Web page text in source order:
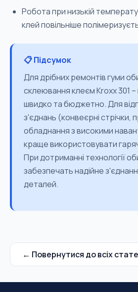
Робота при низькій
клей повільніше
📋 Підсумок
Для дрібних ремонтів гуми
склеювання клеєм Kroxx 301
швидко та бюджетно. Для
з'єднань (конвеєрні стрічки,
обладнання з високими
краще використовувати
При дотриманні технології
забезпечать надійне
деталей.
← Повернутися до всіх